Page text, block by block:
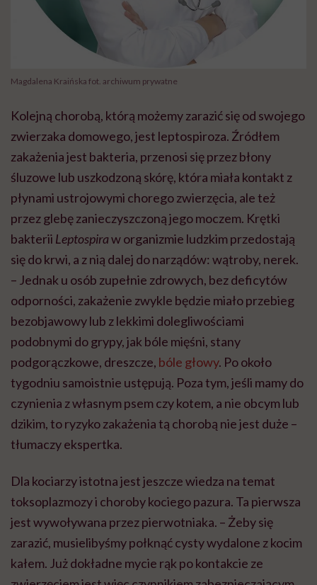
Magdalena Kraińska fot. archiwum prywatne
Kolejną chorobą, którą możemy zarazić się od swojego
zwierzaka domowego, jest leptospiroza. Źródłem
zakażenia jest bakteria, przenosi się przez błony
śluzowe lub uszkodzoną skórę, która miała kontakt z
płynami ustrojowymi chorego zwierzęcia, ale też
przez glebę zanieczyszczoną jego moczem. Krętki
bakterii Leptospiraw organizmie ludzkim przedostają
się do krwi, a z nią dalej do narządów: wątroby, nerek.
– Jednak u osób zupełnie zdrowych, bez deficytów
odporności, zakażenie zwykle będzie miało przebieg
bezobjawowy lub z lekkimi dolegliwościami
podobnymi do grypy, jak bóle mięśni, stany
podgorączkowe, dreszcze, bóle głowy. Po około
tygodniu samoistnie ustępują. Poza tym, jeśli mamy do
czynienia z własnym psem czy kotem, a nie obcym lub
dzikim, to ryzyko zakażenia tą chorobą nie jest duże –
tłumaczy ekspertka.
Dla kociarzy istotna jest jeszcze wiedza na temat
toksoplazmozy i choroby kociego pazura. Ta pierwsza
jest wywoływana przez pierwotniaka. – Żeby się
zarazić, musielibyśmy połknąć cysty wydalone z kocim
kałem. Już dokładne mycie rąk po kontakcie ze